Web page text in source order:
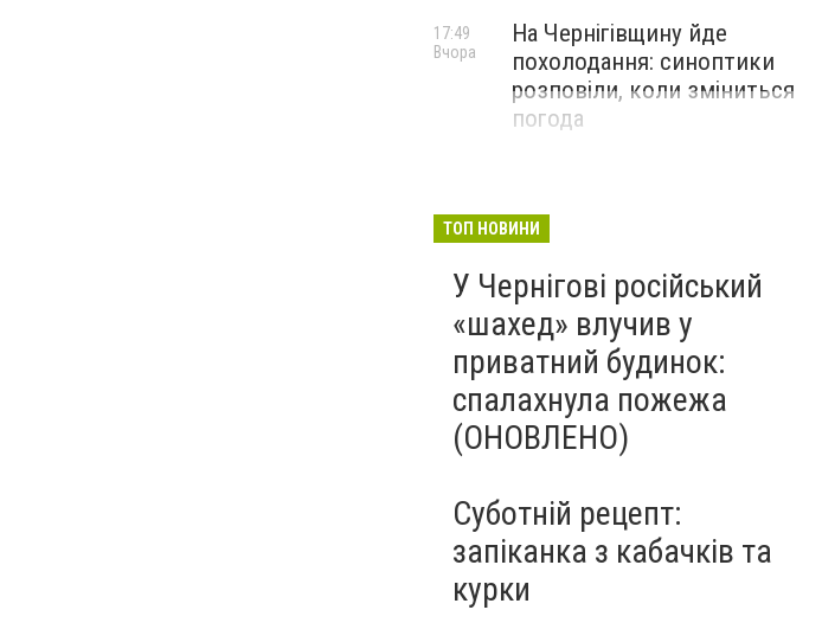
На Чернігівщину йде
похолодання: синоптики
розповіли, коли зміниться
погода
17:49
Вчора
ТОП НОВИНИ
У Чернігові російський
«шахед» влучив у
приватний будинок:
спалахнула пожежа
(ОНОВЛЕНО)
Суботній рецепт:
запіканка з кабачків та
курки